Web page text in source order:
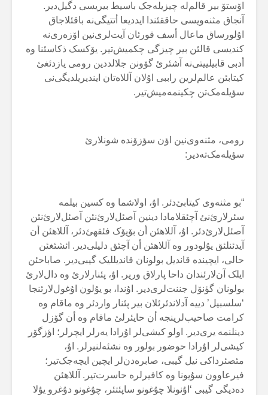
اۆستۆ بیر قالم‌لە چیزیلەجک باسیط بیریسی دگیل‌دیر.
آنجاق مثنەویسی حاققئندا ایددیعا أتتیگی‌نە باقئلاجاق
اۇلورساق ماعال أسف قورئان آیت‌لری‌نین اۆزەری‌نە
کندیسی قالئن بیر چیزگی چکمیش‌تیر. یۆکسک ذکاسئنا وە
أدبی قابیلییتی‌نە آشئرئ گۆونن جلالددین رومی یازدئغئ
کیتابئن عالم‌لرین راببی اۇلان آللاەتان ایندیریلدیگی‌نی
سؤیلەمک‌تن چکینمەمیش‌تیر.
رومی، مثنەوی‌نین اؤن سؤزۆندە شونلارئ
سؤیلەمک‌تەدیر:
“بو مثنەوی کیتابئ‌دئر. اۇ، اولاشما وە کسین بیلمە
سئرلارئ‌نئ آچئقلامادا دینین آصئل‌لارئ‌نئن آصئل‌لارئ‌نئن
آصئل‌لارئ‌دئر. اۇ، آللاهئن أن بۆیۆک فئقهئ‌دئر، آللاهئن أن
آیدئنلئق یۇلودور وە آللاهئن أن آچئق دلیلی‌دیر. ائشئغئن
حالی، ایچیندە قاندیل بولونان قاندیللیک گیبی‌دیر. صاباحئن
ایلک آن‌لارئندان داحا پارلاق وریر. اۇ، پئنارلارئ وە دال‌لارئ
بولونان گؤنۆل جننت‌لری‌دیر. اۇندا، بو یۇلون اۇغول‌لارئنجا
‘سلسبیل’ دییە آدلاندئرئلان بیر پئنار واردئر وە ماقام وە
کرامت صاحیب‌لرینجە أن حایئرلئ ماقام وە أن گۆزل
دینلنمە یری‌دیر. اولو کیشی‌لر اۇرادا یەرلر ایچرلر؛ اؤزگۆر
کیشی‌لر اۇرادا حوضور بولور وە نشئەلنیرلر. اۇ،
مئصئرداکی نیل گیبی، صابرەدن‌لر ایچین ایچەجک‌تیر؛
فیرعاوون سۇیونا وە کافیرلرە حاسرت‌تیر. آللاهئن
دەدیگی گیبی ‘اۇنونلا چۇغونو ساپئتئر، چۇغونو دۇغرو یۇلا